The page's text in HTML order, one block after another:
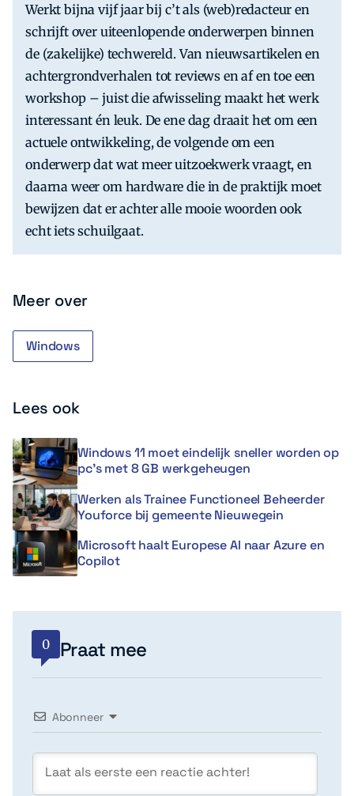
Werkt bijna vijf jaar bij c’t als (web)redacteur en
schrijft over uiteenlopende onderwerpen binnen
de (zakelijke) techwereld. Van nieuwsartikelen en
achtergrondverhalen tot reviews en af en toe een
workshop – juist die afwisseling maakt het werk
interessant én leuk. De ene dag draait het om een
actuele ontwikkeling, de volgende om een
onderwerp dat wat meer uitzoekwerk vraagt, en
daarna weer om hardware die in de praktijk moet
bewijzen dat er achter alle mooie woorden ook
echt iets schuilgaat.
Meer over
Windows
Lees ook
Windows 11 moet eindelijk sneller worden op
pc’s met 8 GB werkgeheugen
Werken als Trainee Functioneel Beheerder
Youforce bij gemeente Nieuwegein
Microsoft haalt Europese AI naar Azure en
Copilot
0 Praat mee
Abonneer